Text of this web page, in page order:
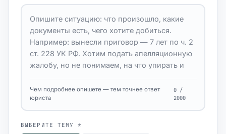
Чем подробнее опишете — тем точнее ответ
юриста
0 /
2000
ВЫБЕРИТЕ ТЕМУ *